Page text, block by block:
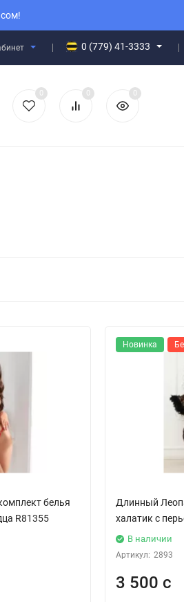
0 (779) 41-3333
0 0 0
белья
R81355
Новинка
Длинный
халатик с
В наличии
Артикул: 2893
3 500 с